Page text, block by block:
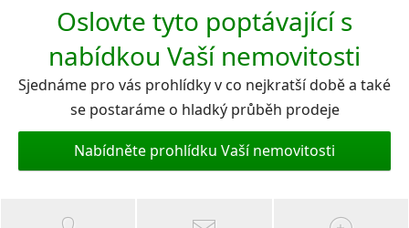
Oslovte tyto poptávající s
nabídkou Vaší nemovitosti
Sjednáme pro vás prohlídky v co nejkratší době a také
se postaráme o hladký průběh prodeje
Nabídněte prohlídku Vaší nemovitosti